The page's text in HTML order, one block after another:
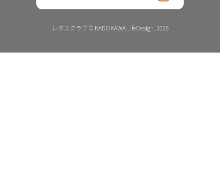
レタスクラブ © KADOKAWA LifeDesign. 2026